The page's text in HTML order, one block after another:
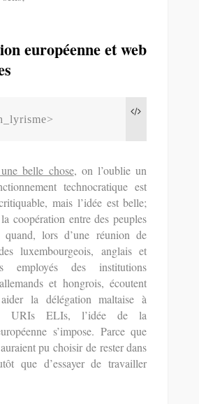
européenne et web
belle chose, on l’oublie un
technocratique est
mais l’idée est belle;
coopération entre des peuples
lors d’une réunion de
luxembourgeois, anglais et
employés des institutions
et hongrois, écoutent
la délégation maltaise à
URIs ELIs, l’idée de la
s’impose. Parce que
pu choisir de rester dans
que d’essayer de travailler